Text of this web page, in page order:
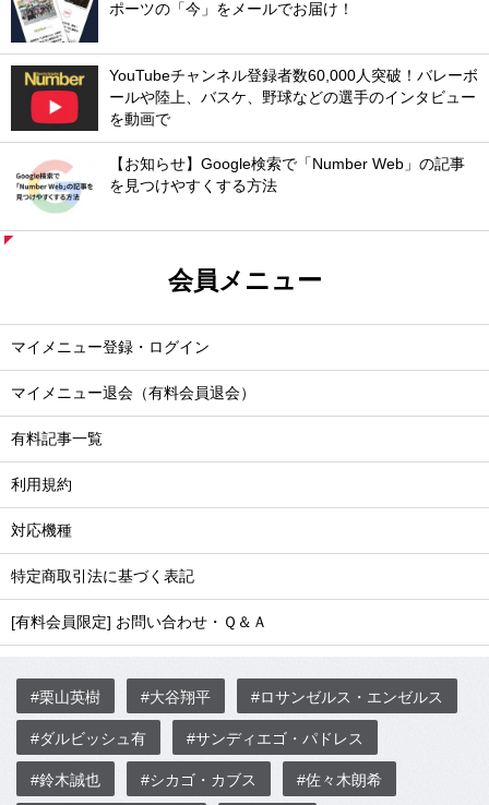
ポーツの「今」をメールでお届け！
YouTubeチャンネル登録者数60,000人突破！バレーボ
ールや陸上、バスケ、野球などの選手のインタビュー
を動画で
【お知らせ】Google検索で「Number Web」の記事
を見つけやすくする方法
会員メニュー
マイメニュー登録・ログイン
マイメニュー退会（有料会員退会）
有料記事一覧
利用規約
対応機種
特定商取引法に基づく表記
[有料会員限定] お問い合わせ・Ｑ＆Ａ
#栗山英樹 #大谷翔平 #ロサンゼルス・エンゼルス
#ダルビッシュ有 #サンディエゴ・パドレス
#鈴木誠也 #シカゴ・カブス #佐々木朗希